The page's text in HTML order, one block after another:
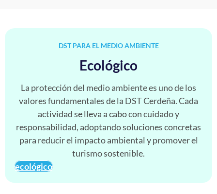
DST PARA EL MEDIO AMBIENTE
Ecológico
La protección del medio ambiente es uno de los
valores fundamentales de la DST Cerdeña. Cada
actividad se lleva a cabo con cuidado y
responsabilidad, adoptando soluciones concretas
para reducir el impacto ambiental y promover el
turismo sostenible.
ecológico